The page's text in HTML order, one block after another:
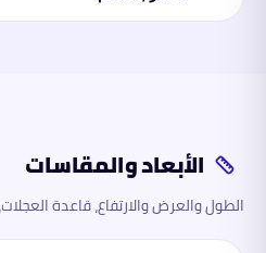
الأبعاد والمقاسات
الطول والعرض والارتفاع، قاعدة